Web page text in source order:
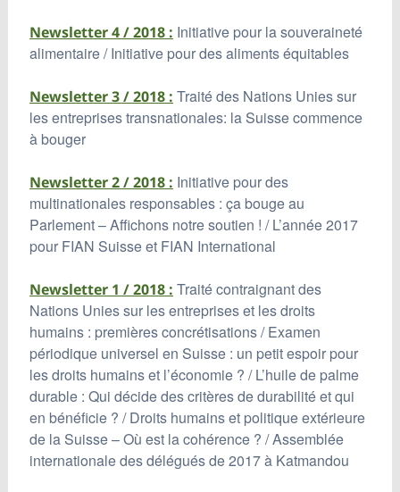
Newsletter 4 / 2018 : Initiative pour la souveraineté
alimentaire / Initiative pour des aliments équitables
Newsletter 3 / 2018 : Traité des Nations Unies sur
les entreprises transnationales: la Suisse commence
à bouger
Newsletter 2 / 2018 : Initiative pour des
multinationales responsables : ça bouge au
Parlement – Affichons notre soutien ! / L’année 2017
pour FIAN Suisse et FIAN International
Newsletter 1 / 2018 : Traité contraignant des
Nations Unies sur les entreprises et les droits
humains : premières concrétisations / Examen
périodique universel en Suisse : un petit espoir pour
les droits humains et l’économie ? / L’huile de palme
durable : Qui décide des critères de durabilité et qui
en bénéficie ? / Droits humains et politique extérieure
de la Suisse – Où est la cohérence ? / Assemblée
internationale des délégués de 2017 à Katmandou